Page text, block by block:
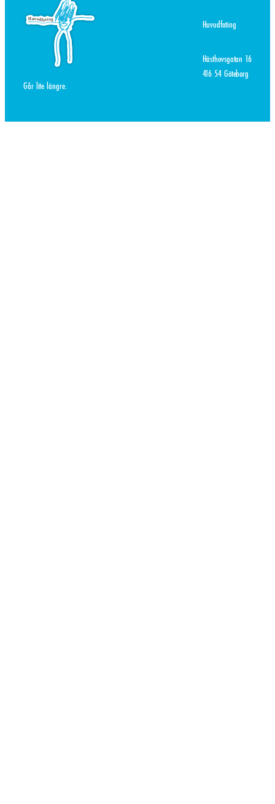
Går lite längre.
Huvudfoting
Hästhovsgatan 16
416 54 Göteborg